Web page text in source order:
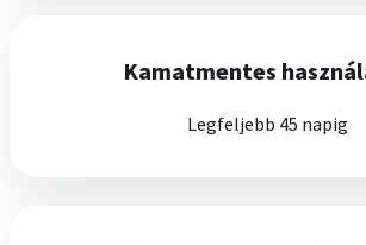
Kamatmentes
Legfeljebb 45 napig